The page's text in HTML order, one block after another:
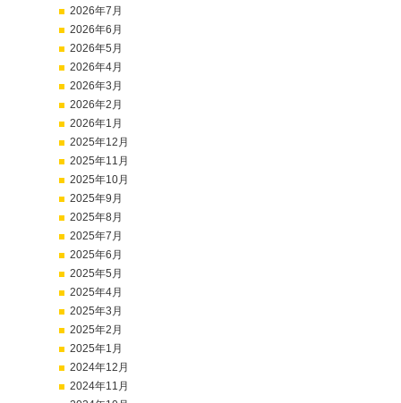
2026年7月
2026年6月
2026年5月
2026年4月
2026年3月
2026年2月
2026年1月
2025年12月
2025年11月
2025年10月
2025年9月
2025年8月
2025年7月
2025年6月
2025年5月
2025年4月
2025年3月
2025年2月
2025年1月
2024年12月
2024年11月